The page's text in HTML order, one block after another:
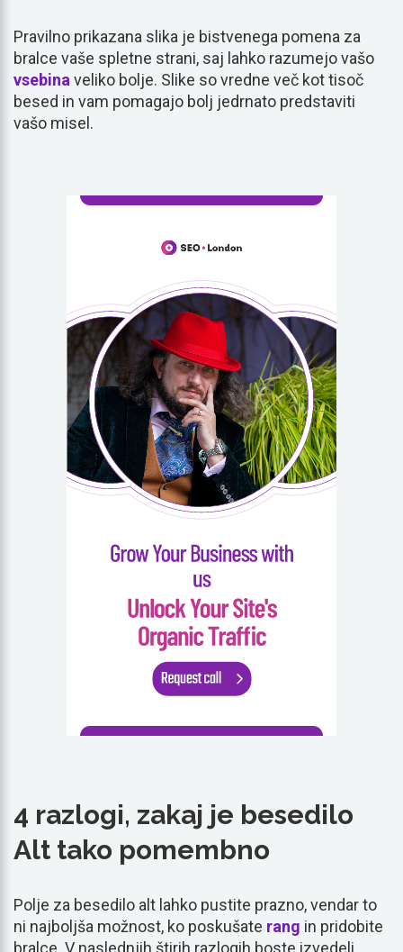
Pravilno prikazana slika je bistvenega pomena za
bralce vaše spletne strani, saj lahko razumejo vašo
vsebina veliko bolje. Slike so vredne več kot tisoč
besed in vam pomagajo bolj jedrnato predstaviti
vašo misel.
4 razlogi, zakaj je besedilo
Alt tako pomembno
Polje za besedilo alt lahko pustite prazno, vendar to
ni najboljša možnost, ko poskušate rang in pridobite
bralce. V naslednjih štirih razlogih boste izvedeli,